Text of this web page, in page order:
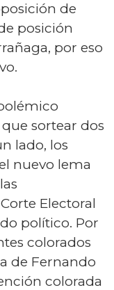
de
posición
por eso
sortear dos
lado, los
nuevo lema
Electoral
político. Por
colorados
de Fernando
colorada